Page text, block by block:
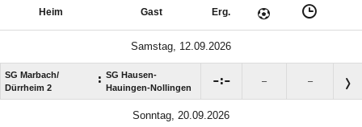
Heim Gast Erg.
Samstag, 12.09.2026
SG Marbach/​
Dürrheim 2
: SG Hausen-
Hauingen-Nollingen
: – –
Sonntag, 20.09.2026